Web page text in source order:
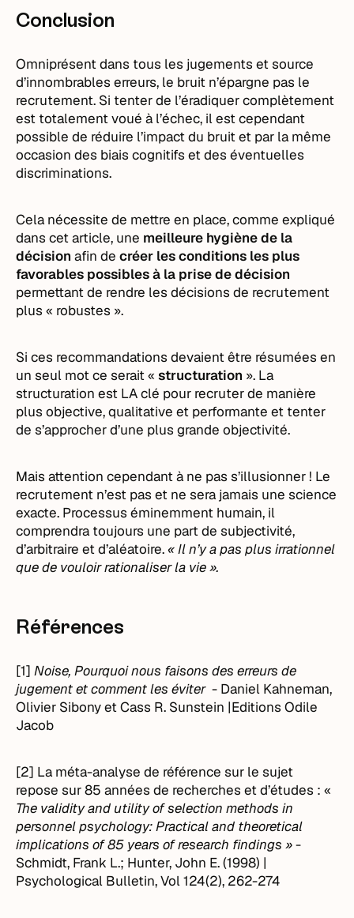
Conclusion
Omniprésent dans tous les jugements et source
d’innombrables erreurs, le bruit n’épargne pas le
recrutement. Si tenter de l’éradiquer complètement
est totalement voué à l’échec, il est cependant
possible de réduire l’impact du bruit et par la même
occasion des biais cognitifs et des éventuelles
discriminations.
Cela nécessite de mettre en place, comme expliqué
dans cet article, une meilleure hygiène de la
décision afin decréer les conditions les plus
favorables possibles à la prise de décision
permettant de rendre les décisions de recrutement
plus « robustes ».
Si ces recommandations devaient être résumées en
un seul mot ce serait «structuration ». La
structuration est LA clé pour recruter de manière
plus objective, qualitative et performante et tenter
de s’approcher d’une plus grande objectivité.
Mais attention cependant à ne pas s’illusionner ! Le
recrutement n’est pas et ne sera jamais une science
exacte. Processus éminemment humain, il
comprendra toujours une part de subjectivité,
d’arbitraire et d’aléatoire.« Il n’y a pas plus irrationnel
que de vouloir rationaliser la vie ».
Références
[1]Noise, Pourquoi nous faisons des erreurs de
jugement et comment les éviter- Daniel Kahneman,
Olivier Sibony et Cass R. Sunstein |Editions Odile
Jacob
[2] La méta-analyse de référence sur le sujet
repose sur 85 années de recherches et d’études : «
The validity and utility of selection methods in
personnel psychology: Practical and theoretical
implications of 85 years of research findings »-
Schmidt, Frank L.; Hunter, John E. (1998) |
Psychological Bulletin, Vol 124(2), 262-274